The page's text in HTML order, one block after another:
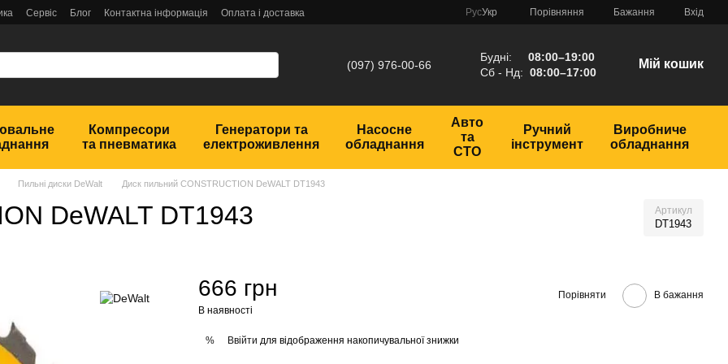
Сервіс Блог Контактна інформація
Оплата і доставка
РусУкр Порівняння Бажання Вхід
(097) 976-00-66
Будні: 08:00–19:00
Сб - Нд: 08:00–17:00
Мій кошик
Компресори
та пневматика
Генератори та
електроживлення
Насосне
обладнання
Авто
та
СТО
Ручний
інструмент
Виробниче
обладнання
Пильні диски DeWalt Диск пильний СONSTRUCTION DeWALT DT1943
DeWALT DT1943 Артикул
DT1943
666 грн
В наявності
Порівняти В бажання
% Ввійти для відображення накопичувальної знижки